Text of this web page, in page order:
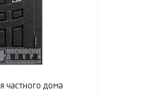
частного дома